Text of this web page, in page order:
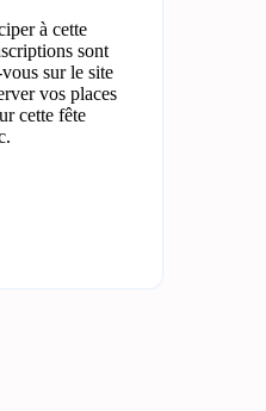
à cette
sont
sur le site
vos places
cette fête